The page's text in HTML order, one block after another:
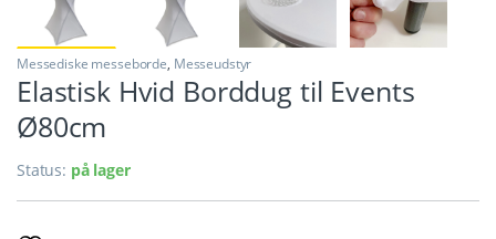
Messediske messeborde, Messeudstyr
Elastisk Hvid Borddug til Events
Ø80cm
Status: på lager